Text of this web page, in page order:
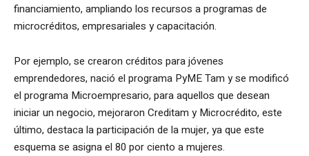
financiamiento, ampliando los recursos a programas de
microcréditos, empresariales y capacitación.
Por ejemplo, se crearon créditos para jóvenes
emprendedores, nació el programa PyME Tam y se modificó
el programa Microempresario, para aquellos que desean
iniciar un negocio, mejoraron Creditam y Microcrédito, este
último, destaca la participación de la mujer, ya que este
esquema se asigna el 80 por ciento a mujeres.